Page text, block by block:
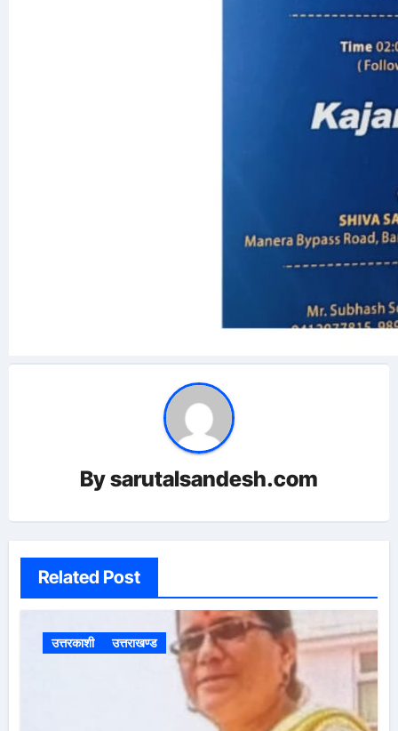
Bysarutalsandesh.com
Related Post
उत्तरकाशी उत्तराखण्ड